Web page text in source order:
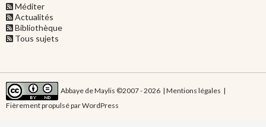
Méditer
Actualités
Bibliothèque
Tous sujets
Abbaye de Maylis ©2007 - 2026 | Mentions légales |
Fièrement propulsé par WordPress